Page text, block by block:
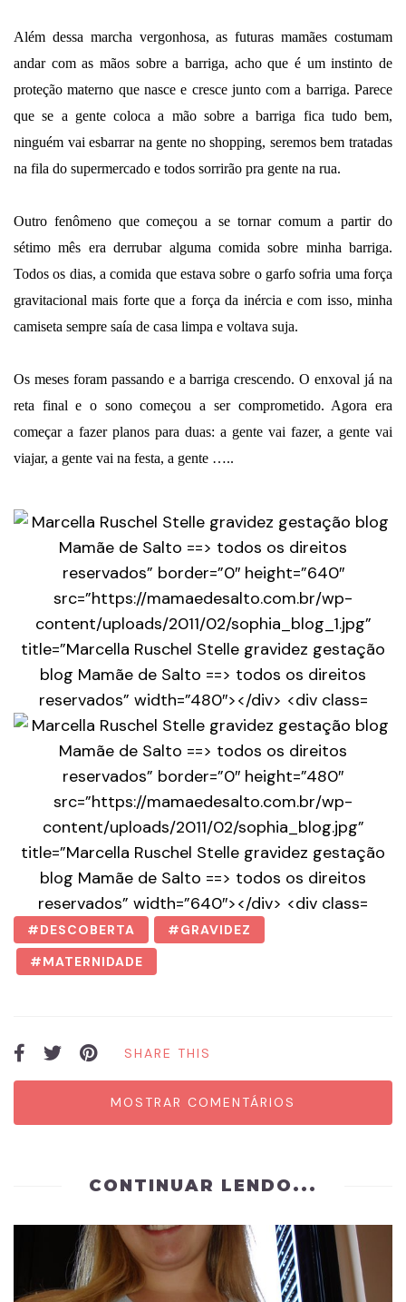
Além dessa marcha vergonhosa, as futuras mamães costumam
andar com as mãos sobre a barriga, acho que é um instinto de
proteção materno que nasce e cresce junto com a barriga. Parece
que se a gente coloca a mão sobre a barriga fica tudo bem,
ninguém vai esbarrar na gente no shopping, seremos bem tratadas
na fila do supermercado e todos sorrirão pra gente na rua.
Outro fenômeno que começou a se tornar comum a partir do
sétimo mês era derrubar alguma comida sobre minha barriga.
Todos os dias, a comida que estava sobre o garfo sofria uma força
gravitacional mais forte que a força da inércia e com isso, minha
camiseta sempre saía de casa limpa e voltava suja.
Os meses foram passando e a barriga crescendo. O enxoval já na
reta final e o sono começou a ser comprometido. Agora era
começar a fazer planos para duas: a gente vai fazer, a gente vai
viajar, a gente vai na festa, a gente …..
DESCOBERTA
GRAVIDEZ
MATERNIDADE
SHARE THIS
MOSTRAR COMENTÁRIOS
CONTINUAR LENDO...